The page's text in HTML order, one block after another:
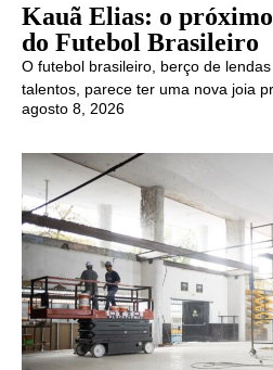
Kauã Elias: o
do Futebol Brasileiro
O futebol brasileiro, berço de
talentos, parece ter uma nova joia
agosto 8, 2026